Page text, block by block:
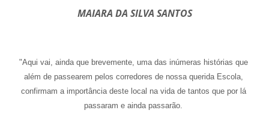
MAIARA DA SILVA SANTOS
"Aqui vai, ainda que brevemente, uma das inúmeras histórias que
além de passearem pelos corredores de nossa querida Escola,
confirmam a importância deste local na vida de tantos que por lá
passaram e ainda passarão.